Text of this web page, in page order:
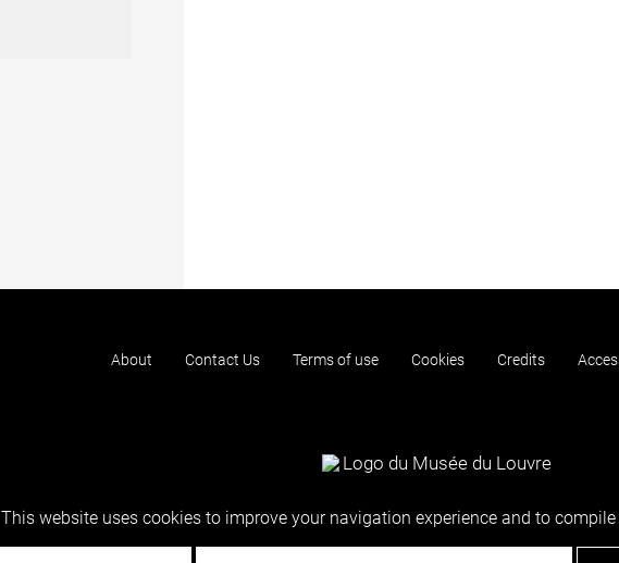
About Contact Us Terms of use Cookies Credits
This website uses cookies to improve your navigation experience and to